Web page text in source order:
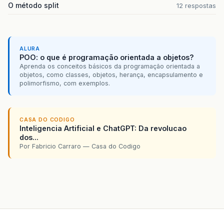
O método split 12 respostas
ALURA
POO: o que é programação orientada a objetos?
Aprenda os conceitos básicos da programação orientada a
objetos, como classes, objetos, herança, encapsulamento e
polimorfismo, com exemplos.
CASA DO CODIGO
Inteligencia Artificial e ChatGPT: Da revolucao
dos...
Por Fabricio Carraro — Casa do Codigo